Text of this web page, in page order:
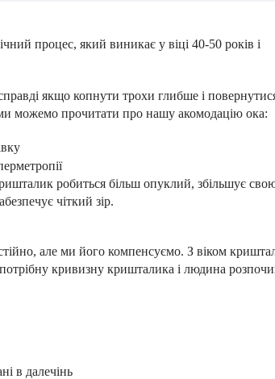
процес, який виникає у віці 40-50 років і
якщо копнути трохи глибше і
можемо прочитати про нашу акомодацію ока:
фокус уходить за
робиться більш опуклий, збільшує
чіткий зір.
але ми його компенсуємо. З віком
кривизну кришталика і людина
в далечінь